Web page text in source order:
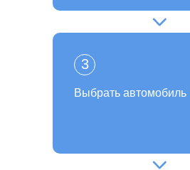
Выбрать автомобиль
3